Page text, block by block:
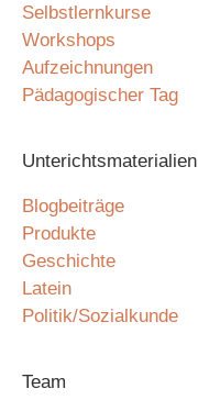
Selbstlernkurse
Workshops
Aufzeichnungen
Pädagogischer Tag
Unterichtsmaterialien
Blogbeiträge
Produkte
Geschichte
Latein
Politik/Sozialkunde
Team